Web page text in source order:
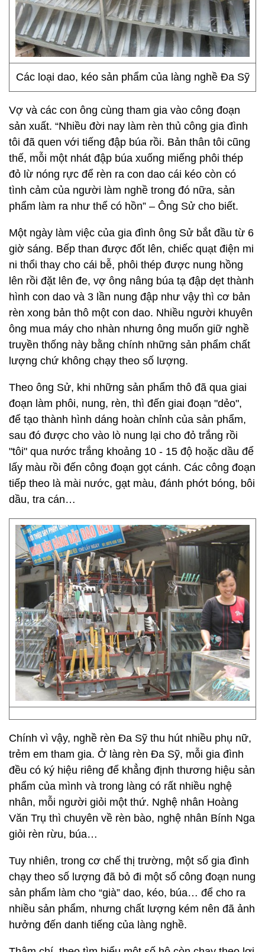
Các loại dao, kéo sản phẩm của làng nghề Đa Sỹ
Vợ và các con ông cùng tham gia vào công đoạn
sản xuất. “Nhiều đời nay làm rèn thủ công gia đình
tôi đã quen với tiếng đập búa rồi. Bản thân tôi cũng
thế, mỗi một nhát đập búa xuống miếng phôi thép
đỏ lừ nóng rực để rèn ra con dao cái kéo còn có
tình cảm của người làm nghề trong đó nữa, sản
phẩm làm ra như thể có hồn” – Ông Sử cho biết.
Một ngày làm việc của gia đình ông Sử bắt đầu từ 6
giờ sáng. Bếp than được đốt lên, chiếc quạt điện mi
ni thổi thay cho cái bễ, phôi thép được nung hồng
lên rồi đặt lên đe, vợ ông nâng búa tạ đập dẹt thành
hình con dao và 3 lần nung đập như vậy thì cơ bản
rèn xong bản thô một con dao. Nhiều người khuyên
ông mua máy cho nhàn nhưng ông muốn giữ nghề
truyền thống này bằng chính những sản phẩm chất
lượng chứ không chạy theo số lượng.
Theo ông Sử, khi những sản phẩm thô đã qua giai
đoạn làm phôi, nung, rèn, thì đến giai đoạn "dẻo",
để tạo thành hình dáng hoàn chỉnh của sản phẩm,
sau đó được cho vào lò nung lại cho đỏ trắng rồi
"tôi" qua nước trắng khoảng 10 - 15 độ hoặc dầu để
lấy màu rồi đến công đoạn gọt cánh. Các công đoạn
tiếp theo là mài nước, gạt màu, đánh phớt bóng, bôi
dầu, tra cán…
Chính vì vậy, nghề rèn Đa Sỹ thu hút nhiều phụ nữ,
trẻm em tham gia. Ở làng rèn Đa Sỹ, mỗi gia đình
đều có ký hiệu riêng để khẳng định thương hiệu sản
phẩm của mình và trong làng có rất nhiều nghệ
nhân, mỗi người giỏi một thứ. Nghệ nhân Hoàng
Văn Trụ thì chuyên về rèn bào, nghệ nhân Bính Nga
giỏi rèn rừu, búa…
Tuy nhiên, trong cơ chế thị trường, một số gia đình
chạy theo số lượng đã bỏ đi một số công đoạn nung
sản phẩm làm cho “già” dao, kéo, búa… để cho ra
nhiều sản phẩm, nhưng chất lượng kém nên đã ảnh
hưởng đến danh tiếng của làng nghề.